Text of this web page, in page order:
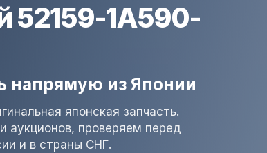
52159-1A590-
напрямую из Японии
японская запчасть.
аукционов, проверяем перед
и в страны СНГ.